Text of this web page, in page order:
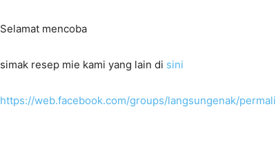
Selamat mencoba
simak resep mie kami yang lain di sini
https://web.facebook.com/groups/langsungenak/